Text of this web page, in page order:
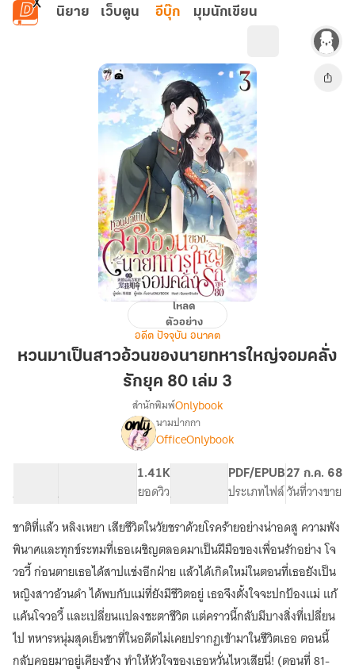
ข้ามไปยังเนื้อหาหลัก
นิยาย เว็บตูน อีบุ๊ก มุมนักเขียน
เป็น
ทหาร
รัก
ยุค
80
เล่ม
3
โหลด
ตัวอย่าง
อดีต ปัจจุบัน อนาคต
หวนมาเป็นสาวอ้วนของนายทหารใหญ่จอมคลั่ง
รักยุค 80 เล่ม 3
เรื่อง[จบ]
หวน
ของ
นาย
ทหาร
ใหญ่
จอม
คลั่ง
รัก
ยุค
80
สำนักพิมพ์Onlybook
นามปากกา
OfficeOnlybook
จำนวนคำ จำนวนหน้า (A5)
1.41K
ยอดวิวระดับเนื้อหา
PDF/EPUB
ประเภทไฟล์
27 ก.ค. 68
วันที่วางขาย
ชาติที่แล้ว หลิงเหยา เสียชีวิตในวัยชราด้วยโรคร้ายอย่างน่าอดสู ความพัง
พินาศและทุกข์ระทมที่เธอเผชิญตลอดมาเป็นฝีมือของเพื่อนรักอย่าง โจ
วอวี้ ก่อนตายเธอได้สาปแช่งอีกฝ่าย แล้วได้เกิดใหม่ในตอนที่เธอยังเป็น
หญิงสาวอ้วนดำ ได้พบกับแม่ที่ยังมีชีวิตอยู่ เธอจึงตั้งใจจะปกป้องแม่ แก้
แค้นโจวอวี้ และเปลี่ยนแปลงชะตาชีวิต แต่คราวนี้กลับมีบางสิ่งที่เปลี่ยน
ไป ทหารหนุ่มสุดเย็นชาที่ในอดีตไม่เคยปรากฏเข้ามาในชีวิตเธอ ตอนนี้
กลับคอยมาอยู่เคียงข้าง ทำให้หัวใจของเธอหวั่นไหวเสียนี่! (ตอนที่ 81-